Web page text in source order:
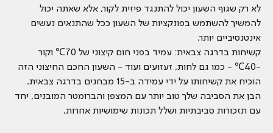
לא רק שגוף השעון יכול להתנגד פיזית לקור, אלא שאתה יכול
להמשיך להשתמש בפונקציות של השעון ככל שהתנאים נעשים
אינטנסיביים יותר.
קשיחות בדרגה צבאית: עמיד בפני חום קיצוני של 70℃ וקור
-40℃ - כמו גם לחות, זעזועים ועוד - השעון החכם החיצוני הזה
הוכיח את קשיחותו על ידי עמידה ב-15 מבחנים בדרגה צבאית.
הבן את הסביבה שלך טוב יותר עם המצפן והברומטר המובנים, יחד
עם תזכורות סביבתיות ושלל תכונות שימושיות אחרות.